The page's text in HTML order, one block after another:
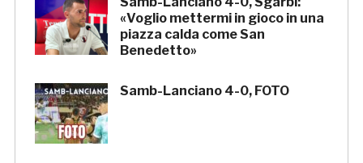
«Voglio mettermi in gioco in una
piazza calda come San
Benedetto»
Samb-Lanciano 4-0, FOTO